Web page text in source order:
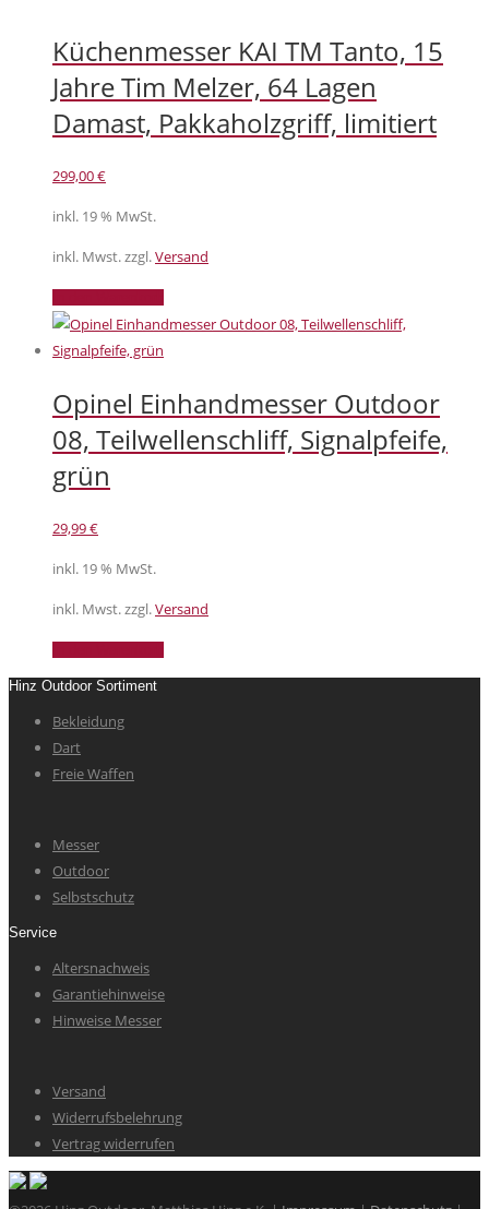
Küchenmesser KAI TM Tanto, 15
Jahre Tim Melzer, 64 Lagen
Damast, Pakkaholzgriff, limitiert
299,00€
inkl. 19 % MwSt.
inkl. Mwst. zzgl.Versand
Opinel Einhandmesser Outdoor
08, Teilwellenschliff, Signalpfeife,
grün
29,99€
inkl. 19 % MwSt.
inkl. Mwst. zzgl.Versand
Hinz Outdoor Sortiment
Bekleidung
Dart
Freie Waffen
Messer
Outdoor
Selbstschutz
Service
Altersnachweis
Garantiehinweise
Hinweise Messer
Versand
Widerrufsbelehrung
Vertrag widerrufen